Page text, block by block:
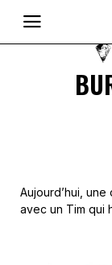
Aujourd’hui,
avec un Tim qui